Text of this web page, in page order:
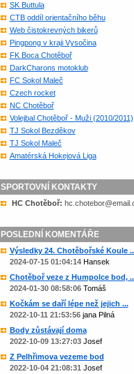
SK Buttula
CTB oddíl orientačního běhu
Web čistokrevných bikerů
Pingpong v kraji Vysočina
FK Boca Chotěboř
DarkCharons motoklub
FC Sokol Maleč
Czech rocket
NC Chotěboř
Volejbal Chotěboř - Muži (2010/2011)
TJ Sokol Bezděkov
TJ Sokol Maleč
Amatérská Hokejová Liga
SPORTOVNÍ KONTAKTY
HC Chotěboř:
POSLEDNÍ KOMENTÁŘE
Výsledky 24. Chotěbořské Koule
2024-07-15 01:04:14Hansek
Chotěboř veze z Humpolce bod,
2024-01-30 08:58:06Tomáš
Kočkám se daří lépe než jejich ...
2022-10-11 21:53:56jana Pilná
Body zůstávají doma
2022-10-09 13:27:03Josef
Z Pelhřimova vezeme bod
2022-10-04 21:08:31 Josef